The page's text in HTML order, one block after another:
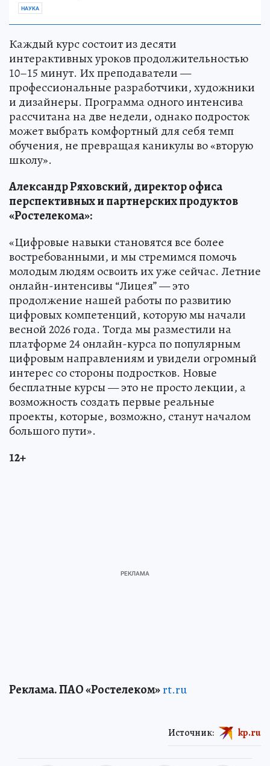
НАУКА
Каждый курс состоит из десяти
интерактивных уроков продолжительностью
10–15 минут. Их преподаватели —
профессиональные разработчики, художники
и дизайнеры. Программа одного интенсива
рассчитана на две недели, однако подросток
может выбрать комфортный для себя темп
обучения, не превращая каникулы во «вторую
школу».
Александр Ряховский, директор офиса
перспективных и партнерских продуктов
«Ростелекома»:
«Цифровые навыки становятся все более
востребованными, и мы стремимся помочь
молодым людям освоить их уже сейчас. Летние
онлайн-интенсивы “Лицея” — это
продолжение нашей работы по развитию
цифровых компетенций, которую мы начали
весной 2026 года. Тогда мы разместили на
платформе 24 онлайн-курса по популярным
цифровым направлениям и увидели огромный
интерес со стороны подростков. Новые
бесплатные курсы — это не просто лекции, а
возможность создать первые реальные
проекты, которые, возможно, станут началом
большого пути».
12+
Реклама. ПАО «Ростелеком»rt.ru
Источник: kp.ru